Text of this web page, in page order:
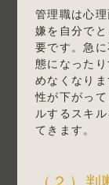
管理職は心
嫌を自分で
要です。急
態になった
めなくなり
性が下がっ
ルするスキ
てきます。